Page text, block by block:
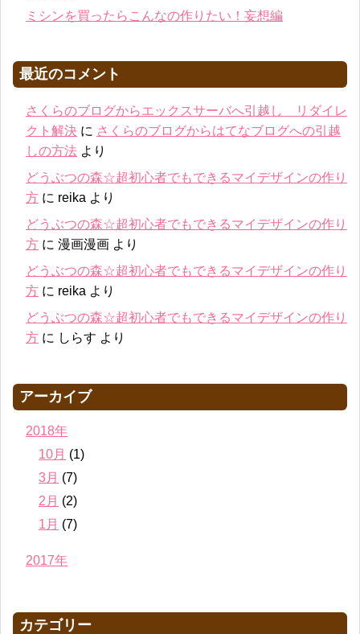
ミシンを買ったらこんなの作りたい！妄想編
最近のコメント
さくらのブログからエックスサーバへ引越し リダイレ
クト解決 に さくらのブログからはてなブログへの引越
しの方法 より
どうぶつの森☆超初心者でもできるマイデザインの作り
方 に reika より
どうぶつの森☆超初心者でもできるマイデザインの作り
方 に 漫画漫画 より
どうぶつの森☆超初心者でもできるマイデザインの作り
方 に reika より
どうぶつの森☆超初心者でもできるマイデザインの作り
方 に しらす より
アーカイブ
2018年
10月 (1)
3月 (7)
2月 (2)
1月 (7)
2017年
カテゴリー